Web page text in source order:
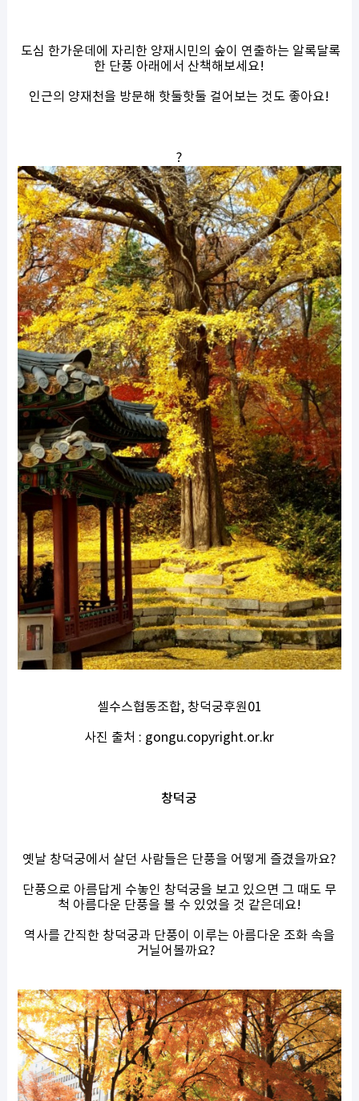
도심 한가운데에 자리한 양재시민의 숲이 연출하는 알록달록
한 단풍 아래에서 산책해보세요!
인근의 양재천을 방문해 핫둘핫둘 걸어보는 것도 좋아요!
?
셀수스협동조합, 창덕궁후원01
사진 출처 : gongu.copyright.or.kr
창덕궁
옛날 창덕궁에서 살던 사람들은 단풍을 어떻게 즐겼을까요?
단풍으로 아름답게 수놓인 창덕궁을 보고 있으면 그 때도 무
척 아름다운 단풍을 볼 수 있었을 것 같은데요!
역사를 간직한 창덕궁과 단풍이 이루는 아름다운 조화 속을
거닐어볼까요?